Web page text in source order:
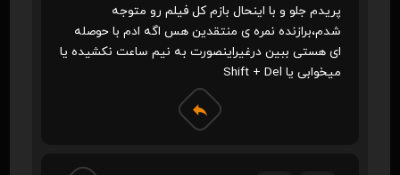
پریدم جلو و با اینحال بازم کل فیلم رو متوجه
شدم،برازنده نمره ی منتقدین هس اگه ادم با حوصله
ای هستی ببین درغیراینصورت به نیم ساعت نکشیده یا
میخوابی یا Shift + Del